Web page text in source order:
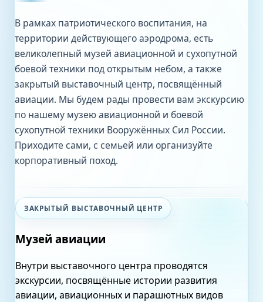
В рамках патриотического воспитания, на
территории действующего аэродрома, есть
великолепный музей авиационной и сухопутной
боевой техники под открытым небом, а также
закрытый выставочный центр, посвящённый
авиации. Мы будем рады провести вам экскурсию
по нашему музею авиационной и боевой
сухопутной техники Вооружённых Сил России.
Приходите сами, с семьей или организуйте
корпоративный поход.
ЗАКРЫТЫЙ ВЫСТАВОЧНЫЙ ЦЕНТР
Музей авиации
Внутри выставочного центра проводятся
экскурсии, посвящённые истории развития
авиации, авиационных и парашютных видов